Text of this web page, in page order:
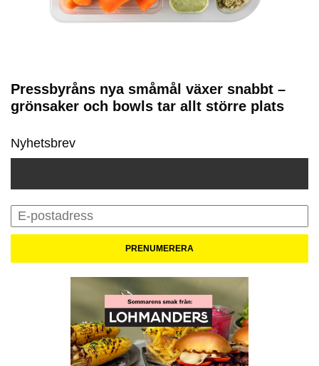
Pressbyråns nya småmål växer snabbt –
grönsaker och bowls tar allt större plats
Nyhetsbrev